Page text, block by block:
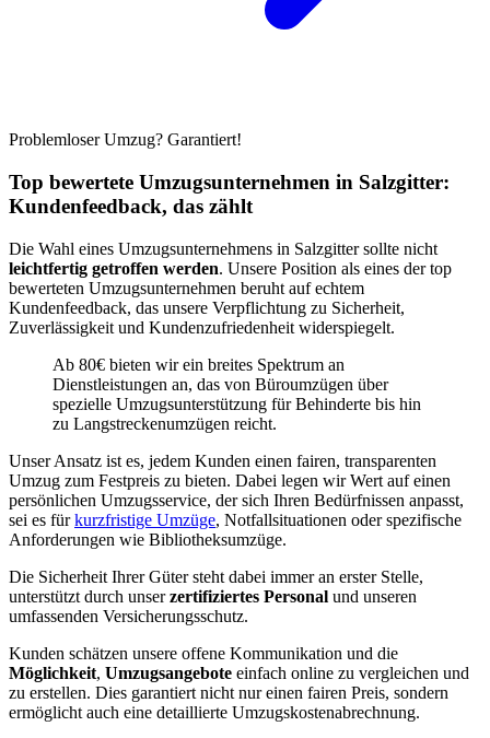
Problemloser Umzug? Garantiert!
Top bewertete Umzugsunternehmen in Salzgitter:
Kundenfeedback, das zählt
Die Wahl eines Umzugsunternehmens in Salzgitter sollte nicht
leichtfertig getroffen werden. Unsere Position als eines der top
bewerteten Umzugsunternehmen beruht auf echtem
Kundenfeedback, das unsere Verpflichtung zu Sicherheit,
Zuverlässigkeit und Kundenzufriedenheit widerspiegelt.
Ab 80€ bieten wir ein breites Spektrum an
Dienstleistungen an, das von Büroumzügen über
spezielle Umzugsunterstützung für Behinderte bis hin
zu Langstreckenumzügen reicht.
Unser Ansatz ist es, jedem Kunden einen fairen, transparenten
Umzug zum Festpreis zu bieten. Dabei legen wir Wert auf einen
persönlichen Umzugsservice, der sich Ihren Bedürfnissen anpasst,
sei es fürkurzfristige Umzüge, Notfallsituationen oder spezifische
Anforderungen wie Bibliotheksumzüge.
Die Sicherheit Ihrer Güter steht dabei immer an erster Stelle,
unterstützt durch unserzertifiziertes Personal und unseren
umfassenden Versicherungsschutz.
Kunden schätzen unsere offene Kommunikation und die
Möglichkeit, Umzugsangebote einfach online zu vergleichen und
zu erstellen. Dies garantiert nicht nur einen fairen Preis, sondern
ermöglicht auch eine detaillierte Umzugskostenabrechnung.